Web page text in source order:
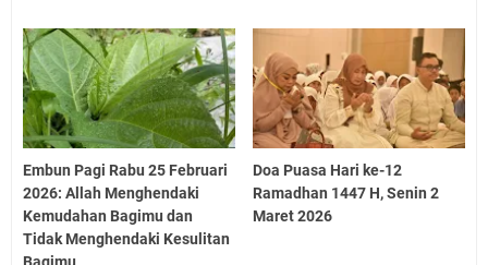
Embun Pagi Rabu 25 Februari
2026: Allah Menghendaki
Kemudahan Bagimu dan
Tidak Menghendaki Kesulitan
Doa Puasa Hari ke-12
Ramadhan 1447 H, Senin 2
Maret 2026